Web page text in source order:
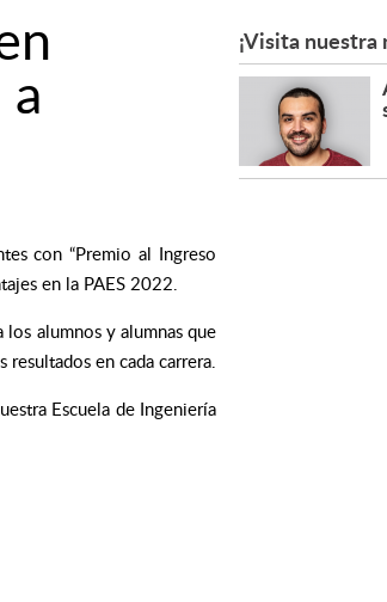
con “Premio al Ingreso
en la PAES 2022.
los alumnos y alumnas que
en cada carrera.
Escuela de Ingeniería
¡Visita nuestra